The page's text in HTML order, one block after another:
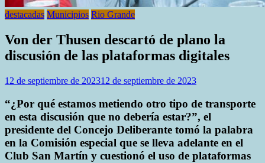
destacadas Municipios Rio Grande
Von der Thusen descartó de plano la
discusión de las plataformas digitales
12 de septiembre de 202312 de septiembre de 2023
“¿Por qué estamos metiendo otro tipo de transporte
en esta discusión que no debería estar?”, el
presidente del Concejo Deliberante tomó la palabra
en la Comisión especial que se lleva adelante en el
Club San Martín y cuestionó el uso de plataformas